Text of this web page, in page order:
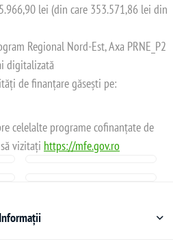
lei (din care 353.571,86 lei din
Regional Nord-Est, Axa PRNE_P2
digitalizată
de finanțare găsești pe:
celelalte programe cofinanțate de
vizitați https://mfe.gov.ro
Informații